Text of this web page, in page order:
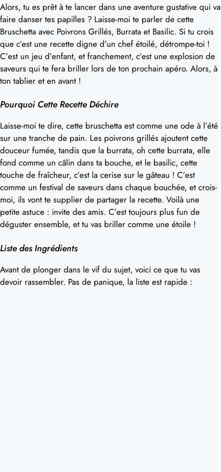
Alors, tu es prêt à te lancer dans une aventure gustative qui va
faire danser tes papilles ? Laisse-moi te parler de cette
Bruschetta avec Poivrons Grillés, Burrata et Basilic. Si tu crois
que c’est une recette digne d’un chef étoilé, détrompe-toi !
C’est un jeu d’enfant, et franchement, c’est une explosion de
saveurs qui te fera briller lors de ton prochain apéro. Alors, à
ton tablier et en avant !
Pourquoi Cette Recette Déchire
Laisse-moi te dire, cette bruschetta est comme une ode à l’été
sur une tranche de pain. Les poivrons grillés ajoutent cette
douceur fumée, tandis que la burrata, oh cette burrata, elle
fond comme un câlin dans ta bouche, et le basilic, cette
touche de fraîcheur, c’est la cerise sur le gâteau ! C’est
comme un festival de saveurs dans chaque bouchée, et crois-
moi, ils vont te supplier de partager la recette. Voilà une
petite astuce : invite des amis. C’est toujours plus fun de
déguster ensemble, et tu vas briller comme une étoile !
Liste des Ingrédients
Avant de plonger dans le vif du sujet, voici ce que tu vas
devoir rassembler. Pas de panique, la liste est rapide :